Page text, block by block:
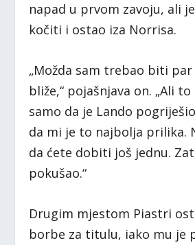
napad u prvom zavoju, ali
kočiti i ostao iza Norrisa.
„Možda sam trebao biti
bliže,“ pojašnjava on. „Ali
samo da je Lando
da mi je to najbolja prilika.
da ćete dobiti još jednu.
pokušao.“
Drugim mjestom Piastri
borbe za titulu, iako mu je